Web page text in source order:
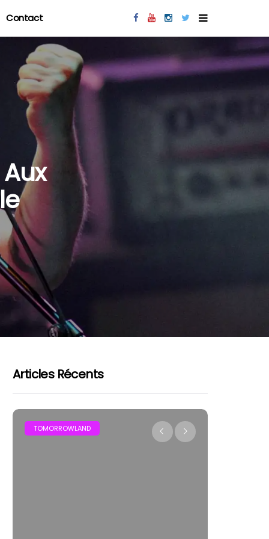
Contact
Articles Récents
FESTIVAL